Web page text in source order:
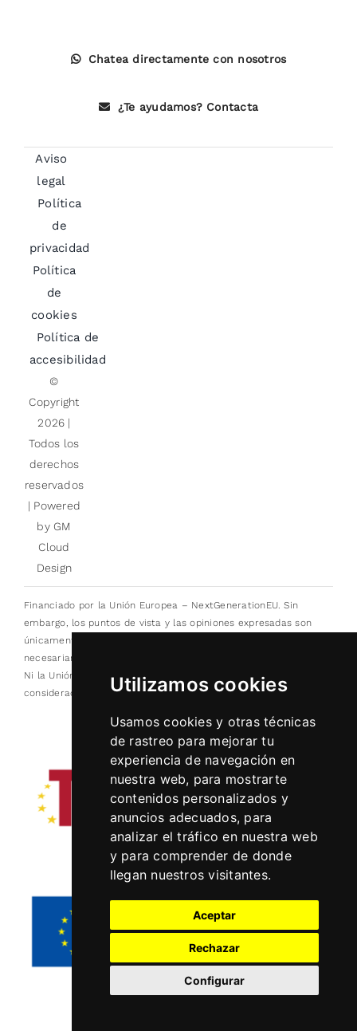
Utilizamos cookies
Usamos cookies y otras técnicas
de rastreo para mejorar tu
experiencia de navegación en
nuestra web, para mostrarte
contenidos personalizados y
anuncios adecuados, para
analizar el tráfico en nuestra web
y para comprender de donde
llegan nuestros visitantes.
Aceptar
Rechazar
Configurar
Chatea directamente con nosotros
¿Te ayudamos? Contacta
Aviso
legal
Política
de
privacidad
Política
de
cookies
Política de
accesibilidad
©
Copyright
2026 |
Todos los
derechos
reservados
| Powered
by GM
Cloud
Design
Financiado por la Unión Europea – NextGenerationEU. Sin
embargo, los puntos de vista y las opiniones expresadas son
únicamente los del autor o autores y no reflejan
necesariamente los de la Unión Europea o la Comisión Europea.
Ni la Unión Europea ni la Comisión Europea pueden ser
consideradas responsables de las mismas.
Español